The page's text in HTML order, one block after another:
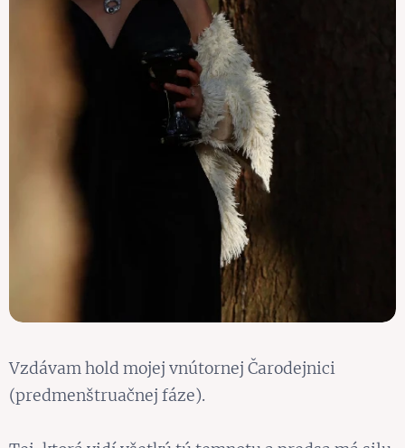
Vzdávam hold mojej vnútornej Čarodejnici
(predmenštruačnej fáze).